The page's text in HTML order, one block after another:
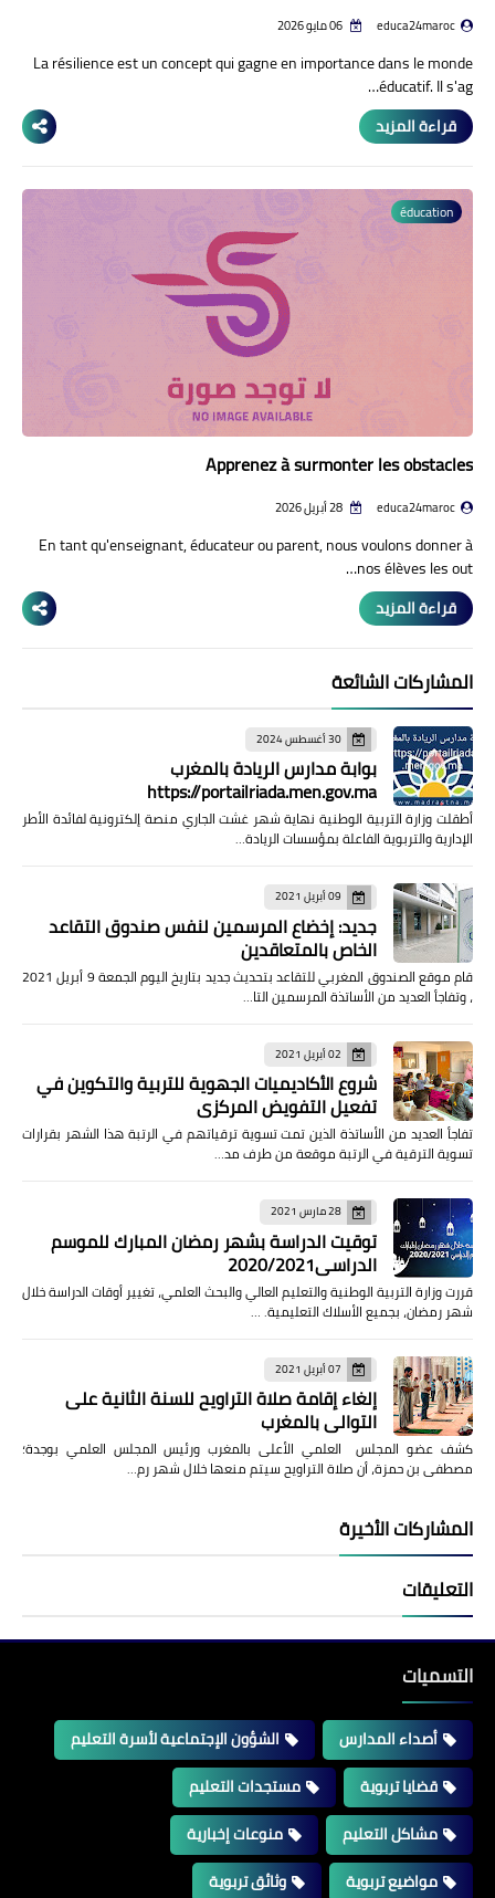
educa24maroc
La résilience est un concept qui gagne en importance dans le monde
éducatif. Il s'ag…
قراءة المزيد
éducation
Apprenez à surmonter les obstacles
educa24maroc
En tant qu'enseignant, éducateur ou parent, nous voulons donner à
nos élèves les out…
قراءة المزيد
المشاركات الشائعة
30 أغسطس 2024
بوابة مدارس الريادة بالمغرب
https://portailriada.men.gov.ma
أطقلت وزارة التربية الوطنية نهاية شهر غشت الجاري منصة إلكترونية لفائدة الأطر
الإدارية والتربوية الفاعلة بمؤسسات الريادة…
09 أبريل 2021
جديد: إخضاع المرسمين لنفس صندوق التقاعد
الخاص بالمتعاقدين
قام موقع الصندوق المغربي للتقاعد بتحديث جديد بتاريخ اليوم الجمعة 9 أبريل 2021
، وتفاجأ العديد من الأساتذة المرسمين التا…
02 أبريل 2021
شروع الأكاديميات الجهوية للتربية والتكوين في
تفعيل التفويض المركزي
تفاجأ العديد من الأساتذة الذين تمت تسوية ترقياتهم في الرتبة هذا الشهر بقرارات
تسوية الترقية في الرتبة موقعة من طرف مد…
28 مارس 2021
توقيت الدراسة بشهر رمضان المبارك للموسم
الدراسي2020/2021
قررت وزارة التربية الوطنية والتعليم العالي والبحث العلمي، تغيير أوقات الدراسة خلال
شهر رمضان، بجميع الأسلاك التعليمية. …
07 أبريل 2021
إلغاء إقامة صلاة التراويح للسنة الثانية على
التوالي بالمغرب
كشف عضو المجلس العلمي الأعلى بالمغرب ورئيس المجلس العلمي بوجدة؛
مصطفى بن حمزة، أن صلاة التراويح سيتم منعها خلال شهر رم…
المشاركات الأخيرة
التعليقات
التسميات
أصداء المدارس
الشؤون الإجتماعية لأسرة التعليم
قضايا تربوية
مستجدات التعليم
مشاكل التعليم
منوعات إخبارية
مواضيع تربوية
وثائق تربوية